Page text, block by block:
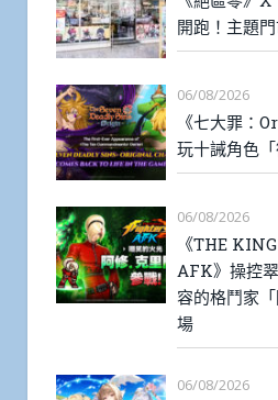
開跑！主題
06/08/2026
《七大罪：
玩十誡角色「
06/08/2026
《THE
AFK》操控
容的格鬥家
場
06/08/2026